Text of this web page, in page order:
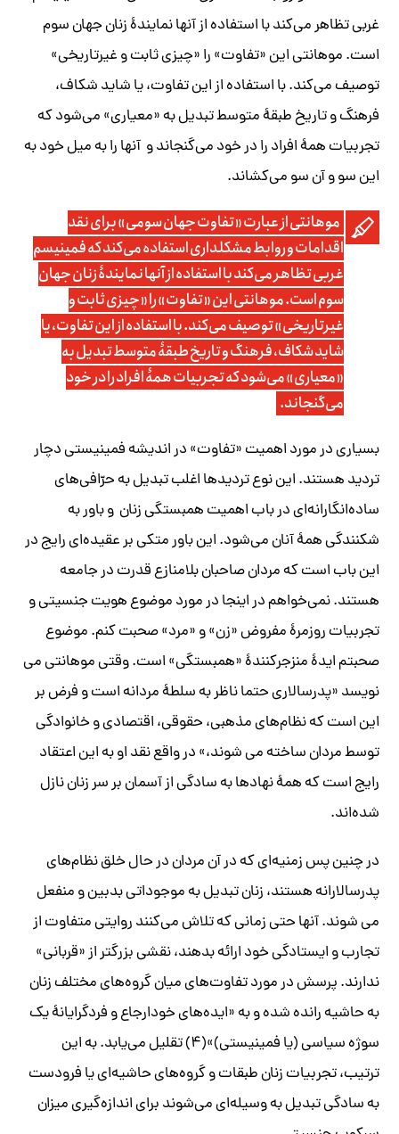
غربی تظاهر می‌کند با استفاده از آنها نمایندۀ زنان جهان سوم
است. موهانتی این «تفاوت» را «چیزی ثابت و غیرتاریخی»
توصیف می‌کند. با استفاده از این تفاوت، یا شاید شکاف،
فرهنگ و تاریخ طبقۀ متوسط تبدیل به «معیاری» می‌شود که
تجربیات همۀ افراد را در خود می‌گنجاند و آنها را به میل خود به
این سو و آن سو می‌کشاند.
موهانتی از عبارت «تفاوت جهان سومی» برای نقد
اقدامات و روابط مشکلداری استفاده می‌کند که فمینیسم
غربی تظاهر می‌کند با استفاده از آنها نمایندۀ زنان جهان
سوم است. موهانتی این «تفاوت» را «چیزی ثابت و
غیرتاریخی» توصیف می‌کند. با استفاده از این تفاوت، یا
شاید شکاف، فرهنگ و تاریخ طبقۀ متوسط تبدیل به
«معیاری» می‌شود که تجربیات همۀ افراد را در خود
می‌گنجاند.
بسیاری در مورد اهمیت «تفاوت» در اندیشه فمینیستی دچار
تردید هستند. این نوع تردیدها اغلب تبدیل به حرّافی‌های
ساده‌انگارانه‌ای در باب اهمیت همبستگی زنان و باور به
شکنندگی همۀ آنان می‌شود. این باور متکی بر عقیده‌ای رایج در
این باب است که مردان صاحبان بلامنازع قدرت در جامعه
هستند. نمی‌خواهم در اینجا در مورد موضوع هویت جنسیتی و
تجربیات روزمرۀ مفروض «زن» و «مرد» صحبت کنم. موضوع
صحبتم ایدۀ منزجرکنندۀ «همبستگی» است. وقتی موهانتی می
نویسد «پدرسالاری حتما ناظر به سلطۀ مردانه است و فرض بر
این است که نظام‌های مذهبی، حقوقی، اقتصادی و خانوادگی
توسط مردان ساخته می شوند،» در واقع نقد او به این اعتقاد
رایج است که همۀ نهادها به سادگی از آسمان بر سر زنان نازل
شده‌اند.
در چنین پس زمنیه‌ای که در آن مردان در حال خلق نظام‌های
پدرسالارانه هستند، زنان تبدیل به موجوداتی بدبین و منفعل
می شوند. آنها حتی زمانی که تلاش می‌کنند روایتی متفاوت از
تجارب و ایستادگی خود ارائه بدهند، نقشی بزرگتر از «قربانی»
ندارند. پرسش در مورد تفاوت‌های میان گروه‌های مختلف زنان
به حاشیه رانده شده و به «ایده‌های خودارجاع و فردگرایانۀ یک
سوژه سیاسی (یا فمینیستی)»‌(۴) تقلیل می‌یابد. به این
ترتیب، تجربیات زنان طبقات و گروه‌های حاشیه‌ای یا فرودست
به سادگی تبدیل به وسیله‌ای می‌شوند برای اندازه‌گیری میزان